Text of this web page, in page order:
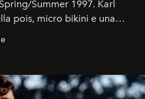
Summer 1997. Karl
pois, micro bikini e una
l'altra. Trent'anni dopo,
che abbiamo.